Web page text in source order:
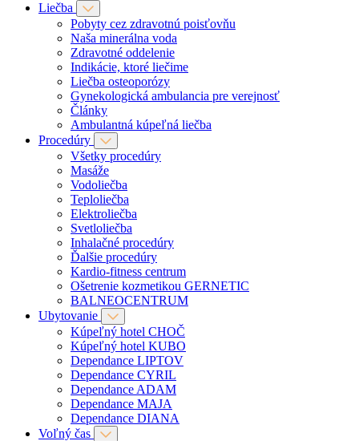
Liečba
Pobyty cez zdravotnú poisťovňu
Naša minerálna voda
Zdravotné oddelenie
Indikácie, ktoré liečime
Liečba osteoporózy
Gynekologická ambulancia pre verejnosť
Články
Ambulantná kúpeľná liečba
Procedúry
Všetky procedúry
Masáže
Vodoliečba
Teploliečba
Elektroliečba
Svetloliečba
Inhalačné procedúry
Ďalšie procedúry
Kardio-fitness centrum
Ošetrenie kozmetikou GERNETIC
BALNEOCENTRUM
Ubytovanie
Kúpeľný hotel CHOČ
Kúpeľný hotel KUBO
Dependance LIPTOV
Dependance CYRIL
Dependance ADAM
Dependance MAJA
Dependance DIANA
Voľný čas